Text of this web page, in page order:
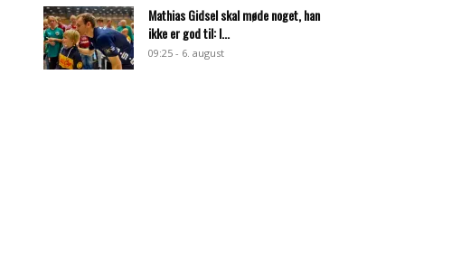
Mathias Gidsel skal møde noget, han
ikke er god til: I...
09:25 - 6. august